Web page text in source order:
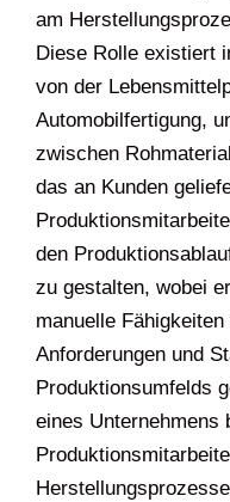
am
Diese Rolle existiert
von der
Automobilfertigung,
zwischen
das an Kunden
den
zu gestalten, wobei
manuelle
Anforderungen und
Produktionsumfelds
eines Unternehmens